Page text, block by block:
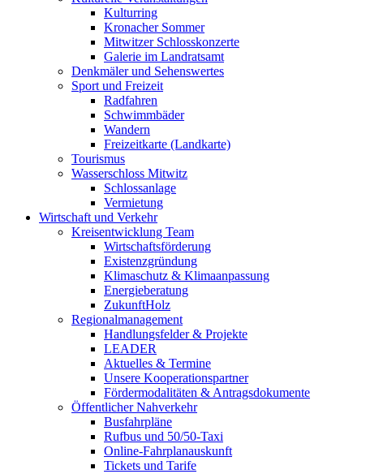
Kulturring
Kronacher Sommer
Mitwitzer Schlosskonzerte
Galerie im Landratsamt
Denkmäler und Sehenswertes
Sport und Freizeit
Radfahren
Schwimmbäder
Wandern
Freizeitkarte (Landkarte)
Tourismus
Wasserschloss Mitwitz
Schlossanlage
Vermietung
Wirtschaft und Verkehr
Kreisentwicklung Team
Wirtschaftsförderung
Existenzgründung
Klimaschutz & Klimaanpassung
Energieberatung
ZukunftHolz
Regionalmanagement
Handlungsfelder & Projekte
LEADER
Aktuelles & Termine
Unsere Kooperationspartner
Fördermodalitäten & Antragsdokumente
Öffentlicher Nahverkehr
Busfahrpläne
Rufbus und 50/50-Taxi
Online-Fahrplanauskunft
Tickets und Tarife